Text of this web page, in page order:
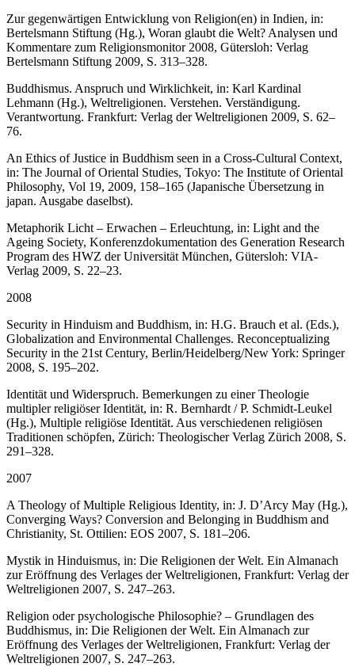
Zur gegenwärtigen Entwicklung von Religion(en) in Indien, in:
Bertelsmann Stiftung (Hg.), Woran glaubt die Welt? Analysen und
Kommentare zum Religionsmonitor 2008, Gütersloh: Verlag
Bertelsmann Stiftung 2009, S. 313–328.
Buddhismus. Anspruch und Wirklichkeit, in: Karl Kardinal
Lehmann (Hg.), Weltreligionen. Verstehen. Verständigung.
Verantwortung. Frankfurt: Verlag der Weltreligionen 2009, S. 62–
76.
An Ethics of Justice in Buddhism seen in a Cross-Cultural Context,
in: The Journal of Oriental Studies, Tokyo: The Institute of Oriental
Philosophy, Vol 19, 2009, 158–165 (Japanische Übersetzung in
japan. Ausgabe daselbst).
Metaphorik Licht – Erwachen – Erleuchtung, in: Light and the
Ageing Society, Konferenzdokumentation des Generation Research
Program des HWZ der Universität München, Gütersloh: VIA-
Verlag 2009, S. 22–23.
2008
Security in Hinduism and Buddhism, in: H.G. Brauch et al. (Eds.),
Globalization and Environmental Challenges. Reconceptualizing
Security in the 21st Century, Berlin/Heidelberg/New York: Springer
2008, S. 195–202.
Identität und Widerspruch. Bemerkungen zu einer Theologie
multipler religiöser Identität, in: R. Bernhardt / P. Schmidt-Leukel
(Hg.), Multiple religiöse Identität. Aus verschiedenen religiösen
Traditionen schöpfen, Zürich: Theologischer Verlag Zürich 2008, S.
291–328.
2007
A Theology of Multiple Religious Identity, in: J. D’Arcy May (Hg.),
Converging Ways? Conversion and Belonging in Buddhism and
Christianity, St. Ottilien: EOS 2007, S. 181–206.
Mystik in Hinduismus, in: Die Religionen der Welt. Ein Almanach
zur Eröffnung des Verlages der Weltreligionen, Frankfurt: Verlag der
Weltreligionen 2007, S. 247–263.
Religion oder psychologische Philosophie? – Grundlagen des
Buddhismus, in: Die Religionen der Welt. Ein Almanach zur
Eröffnung des Verlages der Weltreligionen, Frankfurt: Verlag der
Weltreligionen 2007, S. 247–263.